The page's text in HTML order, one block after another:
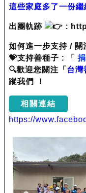
這些家庭多了一份
出團軌跡 :
如何進一步支持 / 關
💝支持善種子 : 「
🔍歡迎您關注「 台灣
蹤我們 ！
相關連結
https://